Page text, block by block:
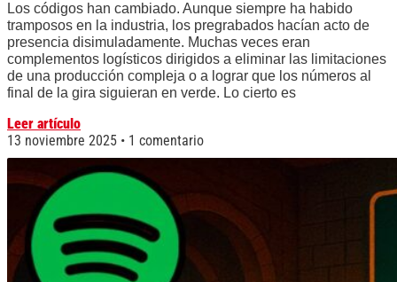
Los códigos han cambiado. Aunque siempre ha habido
tramposos en la industria, los pregrabados hacían acto de
presencia disimuladamente. Muchas veces eran
complementos logísticos dirigidos a eliminar las limitaciones
de una producción compleja o a lograr que los números al
final de la gira siguieran en verde. Lo cierto es
Leer artículo
13 noviembre 2025
1 comentario